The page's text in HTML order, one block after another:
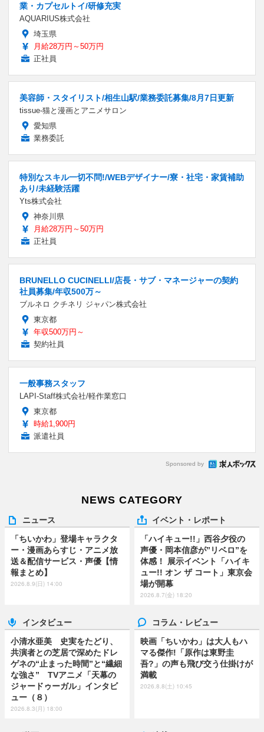
業・カプセルトイ/研修充実
AQUARIUS株式会社
埼玉県
月給28万円～50万円
正社員
美容師・スタイリスト/相生山駅/業務委託募集/8月7日更新
tissue-猫と漫画とアニメサロン
愛知県
業務委託
特別なスキル一切不問!/WEBデザイナー/寮・社宅・家賃補助
あり/未経験活躍
Yts株式会社
神奈川県
月給28万円～50万円
正社員
BRUNELLO CUCINELLI/店長・サブ・マネージャーの契約
社員募集/年収500万～
ブルネロ クチネリ ジャパン株式会社
東京都
年収500万円～
契約社員
一般事務スタッフ
LAPI-Staff株式会社/軽作業窓口
東京都
時給1,900円
派遣社員
Sponsored by
NEWS CATEGORY
ニュース
「ちいかわ」登場キャラクタ
ー・漫画あらすじ・アニメ放
送＆配信サービス・声優【情
報まとめ】
2026.8.9(日) 14:00
イベント・レポート
「ハイキュー!!」西谷夕役の
声優・岡本信彦が”リベロ”を
体感！ 展示イベント「ハイキ
ュー!! オン ザ コート」東京会
場が開幕
2026.8.7(金) 18:20
インタビュー
小清水亜美 史実をたどり、
共演者との芝居で深めたドレ
ゲネの“止まった時間”と“繊細
な強さ” TVアニメ「天幕の
ジャードゥーガル」インタビ
ュー（８）
2026.8.3(月) 18:00
コラム・レビュー
映画「ちいかわ」は大人もハ
マる傑作!「原作は東野圭
吾?」の声も飛び交う仕掛けが
満載
2026.8.8(土) 10:45